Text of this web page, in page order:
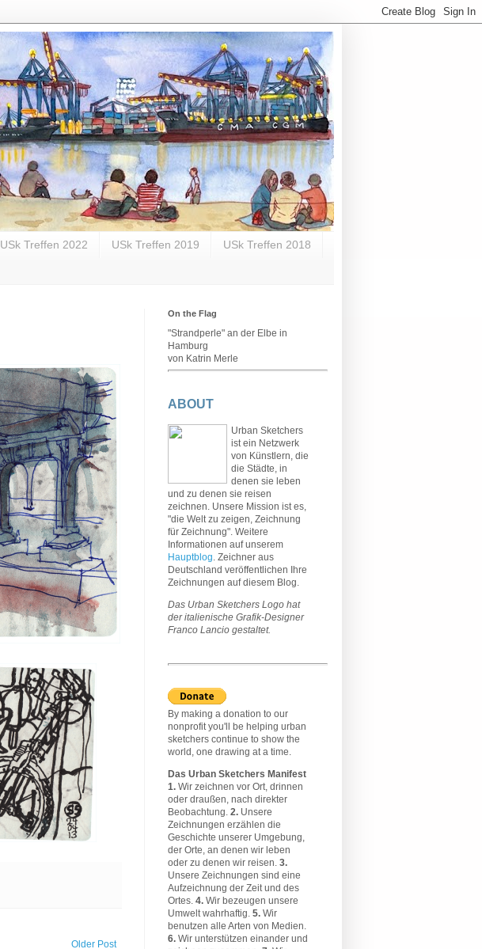
USk Treffen 2022 USk Treffen 2019 USk Treffen 2018
Older Post
On the Flag
"Strandperle" an der Elbe in
Hamburg
von Katrin Merle
ABOUT
Urban Sketchers
ist ein Netzwerk
von Künstlern, die
die Städte, in
denen sie leben
und zu denen sie reisen
zeichnen. Unsere Mission ist es,
"die Welt zu zeigen, Zeichnung
für Zeichnung". Weitere
Informationen auf unserem
Hauptblog. Zeichner aus
Deutschland veröffentlichen Ihre
Zeichnungen auf diesem Blog.
Das Urban Sketchers Logo hat
der italienische Grafik-Designer
Franco Lancio gestaltet.
By making a donation to our
nonprofit you'll be helping urban
sketchers continue to show the
world, one drawing at a time.
Das Urban Sketchers Manifest
1. Wir zeichnen vor Ort, drinnen
oder draußen, nach direkter
Beobachtung. 2. Unsere
Zeichnungen erzählen die
Geschichte unserer Umgebung,
der Orte, an denen wir leben
oder zu denen wir reisen. 3.
Unsere Zeichnungen sind eine
Aufzeichnung der Zeit und des
Ortes. 4. Wir bezeugen unsere
Umwelt wahrhaftig. 5. Wir
benutzen alle Arten von Medien.
6. Wir unterstützen einander und